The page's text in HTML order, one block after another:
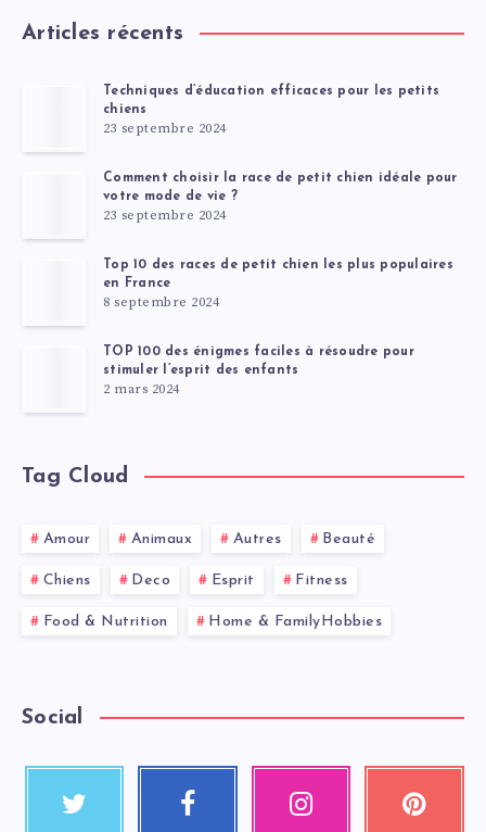
Articles récents
Techniques d’éducation efficaces pour les petits
chiens
23 septembre 2024
Comment choisir la race de petit chien idéale pour
votre mode de vie ?
23 septembre 2024
Top 10 des races de petit chien les plus populaires
en France
8 septembre 2024
TOP 100 des énigmes faciles à résoudre pour
stimuler l’esprit des enfants
2 mars 2024
Tag Cloud
Amour Animaux Autres Beauté
Chiens Deco Esprit Fitness
Food & Nutrition Home & FamilyHobbies
Social